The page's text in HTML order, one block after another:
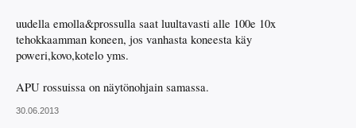
uudella emolla&prossulla saat luultavasti alle 100e 10x
tehokkaamman koneen, jos vanhasta koneesta käy
poweri,kovo,kotelo yms.
APU rossuissa on näytönohjain samassa.
30.06.2013